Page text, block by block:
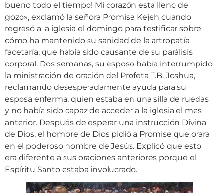
bueno todo el tiempo! Mi corazón está lleno de
gozo», exclamó la señora Promise Kejeh cuando
regresó a la iglesia el domingo para testificar sobre
cómo ha mantenido su sanidad de la artropatía
facetaría, que había sido causante de su parálisis
corporal. Dos semanas, su esposo había interrumpido
la ministración de oración del Profeta T.B. Joshua,
reclamando desesperadamente ayuda para su
esposa enferma, quien estaba en una silla de ruedas
y no había sido capaz de acceder a la iglesia el mes
anterior. Después de esperar una instrucción Divina
de Dios, el hombre de Dios pidió a Promise que orara
en el poderoso nombre de Jesús. Explicó que esto
era diferente a sus oraciones anteriores porque el
Espíritu Santo estaba involucrado.